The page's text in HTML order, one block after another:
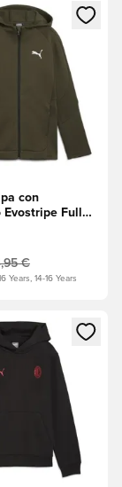
come
modale
con
Full
€
Years, 14-16 Years
come
modale